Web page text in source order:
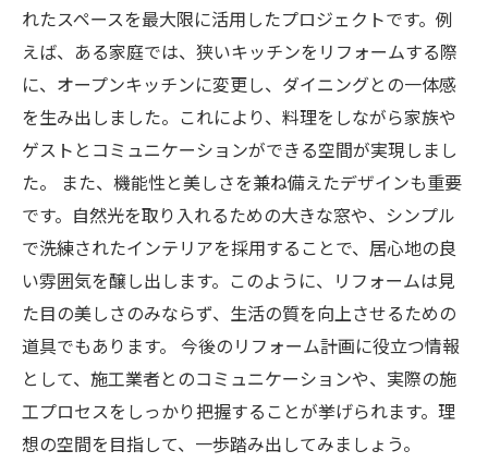
れたスペースを最大限に活用したプロジェクトです。例
えば、ある家庭では、狭いキッチンをリフォームする際
に、オープンキッチンに変更し、ダイニングとの一体感
を生み出しました。これにより、料理をしながら家族や
ゲストとコミュニケーションができる空間が実現しまし
た。 また、機能性と美しさを兼ね備えたデザインも重要
です。自然光を取り入れるための大きな窓や、シンプル
で洗練されたインテリアを採用することで、居心地の良
い雰囲気を醸し出します。このように、リフォームは見
た目の美しさのみならず、生活の質を向上させるための
道具でもあります。 今後のリフォーム計画に役立つ情報
として、施工業者とのコミュニケーションや、実際の施
工プロセスをしっかり把握することが挙げられます。理
想の空間を目指して、一歩踏み出してみましょう。